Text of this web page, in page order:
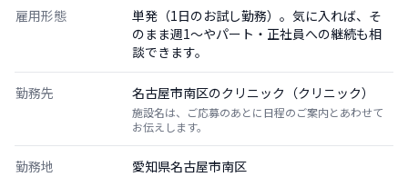
雇用形態
単発（1日のお試し勤務）。気に入れば、そ
のまま週1〜やパート・正社員への継続も相
談できます。
勤務先 名古屋市南区のクリニック（クリニック）
施設名は、ご応募のあとに日程のご案内とあわせて
お伝えします。
勤務地 愛知県名古屋市南区